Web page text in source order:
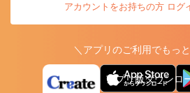
アカウントをお持ちの方 ログ
＼アプリのご利用でもっ
アプリ版ダウンロ